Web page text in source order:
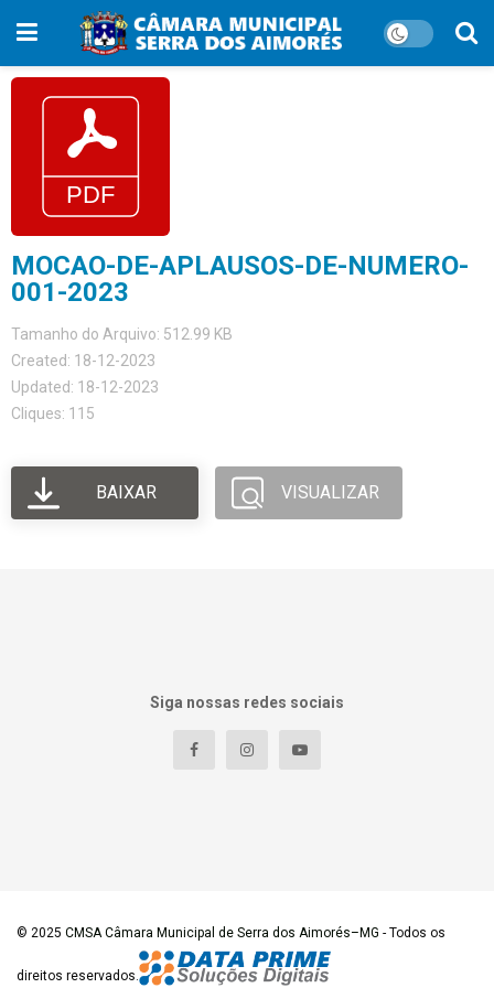
MOCAO-DE-APLAUSOS-DE-NUMERO-
001-2023
Tamanho do Arquivo: 512.99 KB
Created: 18-12-2023
Updated: 18-12-2023
Cliques: 115
BAIXAR VISUALIZAR
Siga nossas redes sociais
© 2025 CMSA Câmara Municipal de Serra dos Aimorés–MG - Todos os
direitos reservados.